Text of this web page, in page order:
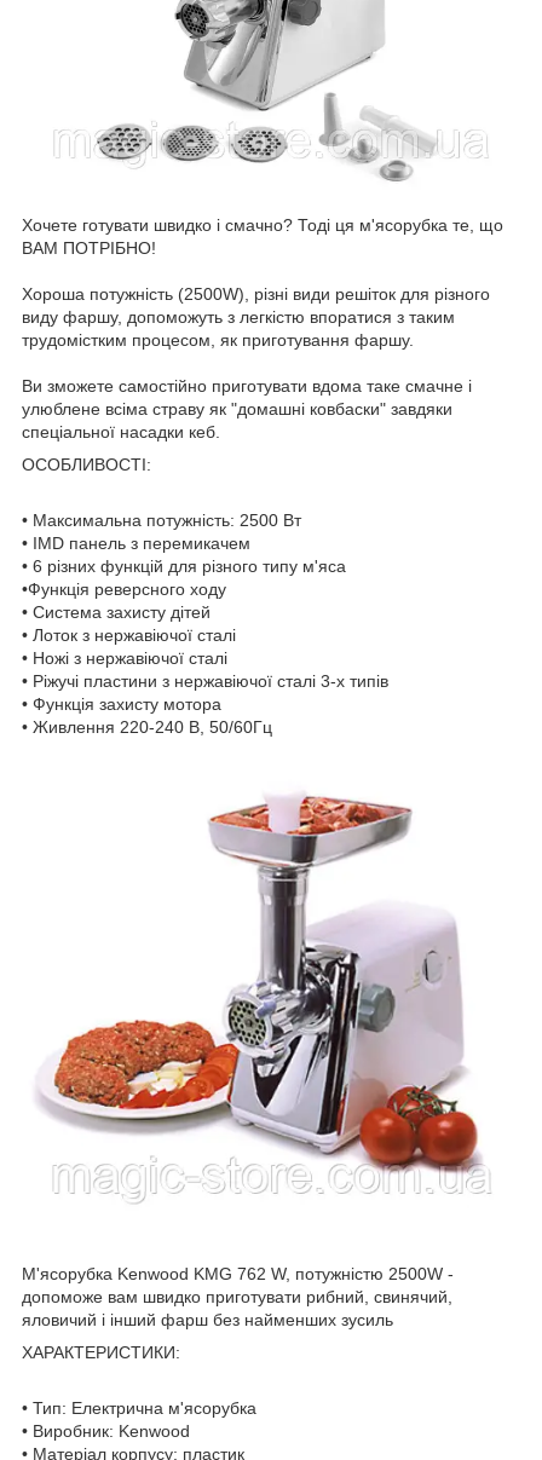
Хочете готувати швидко і смачно? Тоді ця м'ясорубка те, що
ВАМ ПОТРІБНО!
Хороша потужність (2500W), різні види решіток для різного
виду фаршу, допоможуть з легкістю впоратися з таким
трудомістким процесом, як приготування фаршу.
Ви зможете самостійно приготувати вдома таке смачне і
улюблене всіма страву як "домашні ковбаски" завдяки
спеціальної насадки кеб.
ОСОБЛИВОСТІ:
• Максимальна потужність: 2500 Вт
• IMD панель з перемикачем
• 6 різних функцій для різного типу м'яса
•Функція реверсного ходу
• Система захисту дітей
• Лоток з нержавіючої сталі
• Ножі з нержавіючої сталі
• Ріжучі пластини з нержавіючої сталі 3-х типів
• Функція захисту мотора
• Живлення 220-240 В, 50/60Гц
М'ясорубка Kenwood KMG 762 W, потужністю 2500W -
допоможе вам швидко приготувати рибний, свинячий,
яловичий і інший фарш без найменших зусиль
ХАРАКТЕРИСТИКИ:
• Тип: Електрична м'ясорубка
• Виробник: Kenwood
• Матеріал корпусу: пластик